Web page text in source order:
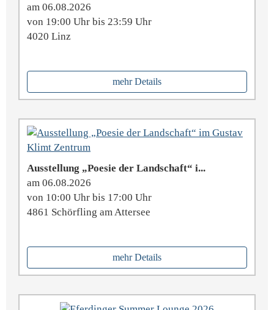
am 06.08.2026
von 19:00 Uhr bis 23:59 Uhr
4020 Linz
mehr Details
Ausstellung „Poesie der Landschaft“ i...
am 06.08.2026
von 10:00 Uhr bis 17:00 Uhr
4861 Schörfling am Attersee
mehr Details